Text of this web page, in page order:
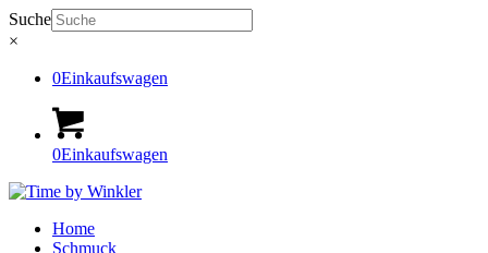
Suche
×
0Einkaufswagen
0Einkaufswagen
Home
Schmuck